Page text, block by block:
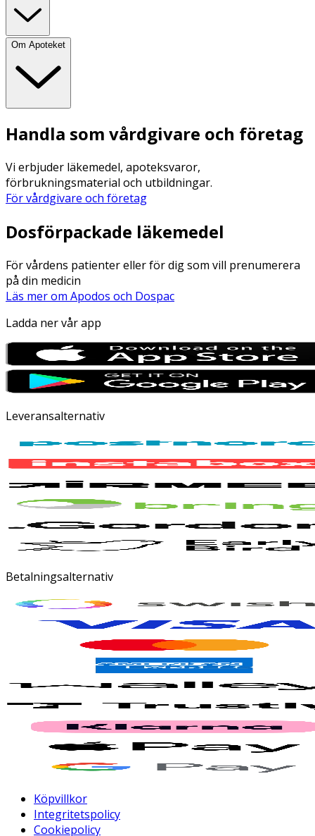
Om Apoteket
Handla som vårdgivare och företag
Vi erbjuder läkemedel, apoteksvaror,
förbrukningsmaterial och utbildningar.
För vårdgivare och företag
Dosförpackade läkemedel
För vårdens patienter eller för dig som vill prenumerera
på din medicin
Läs mer om Apodos och Dospac
Ladda ner vår app
Leveransalternativ
Betalningsalternativ
Köpvillkor
Integritetspolicy
Cookiepolicy